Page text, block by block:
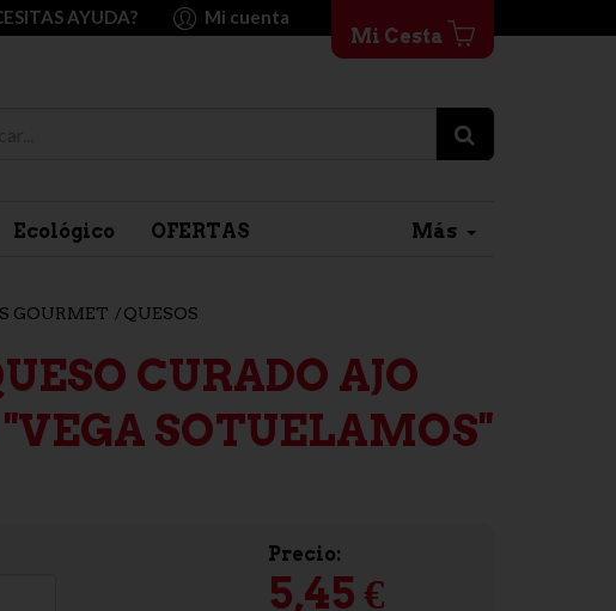
AYUDA? Mi cuenta
Mi Cesta
Más
Ecológico OFERTAS
GOURMET QUESOS
CURADO AJO
SOTUELAMOS''
Precio:
5,45 €